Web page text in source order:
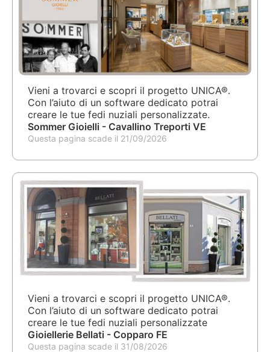
Vieni a trovarci e scopri il progetto UNICA®.
Con l’aiuto di un software dedicato potrai
creare le tue fedi nuziali personalizzate.
Sommer Gioielli - Cavallino Treporti VE
Questa pagina scade il 21/09/2026
Vieni a trovarci e scopri il progetto UNICA®.
Con l’aiuto di un software dedicato potrai
creare le tue fedi nuziali personalizzate
Gioiellerie Bellati - Copparo FE
Questa pagina scade il 31/08/2026